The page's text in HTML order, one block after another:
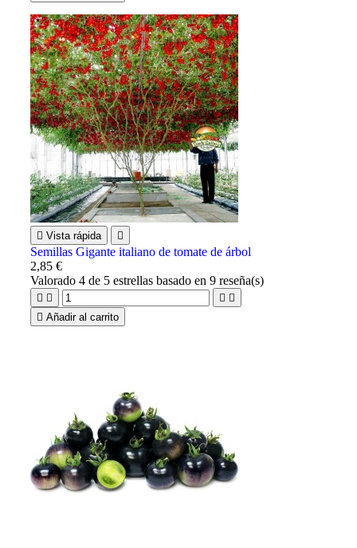
 Vista rápida 
Semillas Gigante italiano de tomate de árbol
2,85 €
Valorado4 de 5 estrellas basado en9 reseña(s)
   
 Añadir al carrito